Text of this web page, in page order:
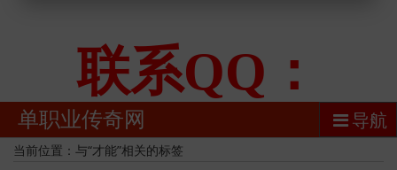
单职业传奇网 导航
当前位置：与“才能”相关的标签